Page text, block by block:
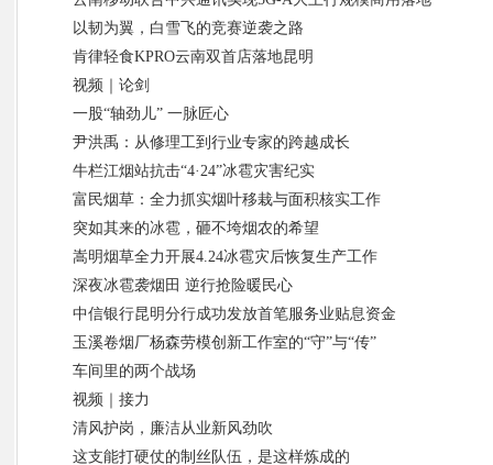
以韧为翼，白雪飞的竞赛逆袭之路
肯律轻食KPRO云南双首店落地昆明
视频｜论剑
一股“轴劲儿” 一脉匠心
尹洪禹：从修理工到行业专家的跨越成长
牛栏江烟站抗击“4·24”冰雹灾害纪实
富民烟草：全力抓实烟叶移栽与面积核实工作
突如其来的冰雹，砸不垮烟农的希望
嵩明烟草全力开展4.24冰雹灾后恢复生产工作
深夜冰雹袭烟田 逆行抢险暖民心
中信银行昆明分行成功发放首笔服务业贴息资金
玉溪卷烟厂杨森劳模创新工作室的“守”与“传”
车间里的两个战场
视频｜接力
清风护岗，廉洁从业新风劲吹
这支能打硬仗的制丝队伍，是这样炼成的